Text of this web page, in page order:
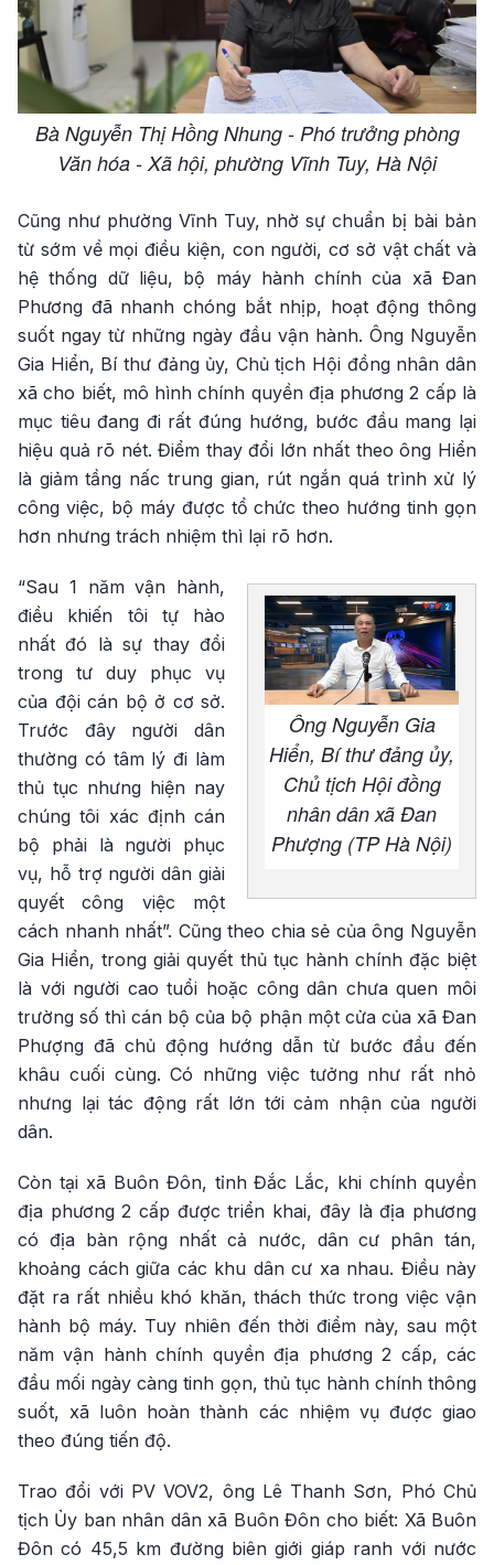
Bà Nguyễn Thị Hồng Nhung - Phó trưởng phòng
Văn hóa - Xã hội, phường Vĩnh Tuy, Hà Nội
Cũng như phường Vĩnh Tuy, nhờ sự chuẩn bị bài bản
từ sớm về mọi điều kiện, con người, cơ sở vật chất và
hệ thống dữ liệu, bộ máy hành chính của xã Đan
Phương đã nhanh chóng bắt nhịp, hoạt động thông
suốt ngay từ những ngày đầu vận hành. Ông Nguyễn
Gia Hiển, Bí thư đảng ủy, Chủ tịch Hội đồng nhân dân
xã cho biết, mô hình chính quyền địa phương 2 cấp là
mục tiêu đang đi rất đúng hướng, bước đầu mang lại
hiệu quả rõ nét. Điểm thay đổi lớn nhất theo ông Hiển
là giảm tầng nấc trung gian, rút ngắn quá trình xử lý
công việc, bộ máy được tổ chức theo hướng tinh gọn
hơn nhưng trách nhiệm thì lại rõ hơn.
Ông Nguyễn Gia
Hiển, Bí thư đảng ủy,
Chủ tịch Hội đồng
nhân dân xã Đan
Phượng (TP Hà Nội)
“Sau 1 năm vận hành,
điều khiến tôi tự hào
nhất đó là sự thay đổi
trong tư duy phục vụ
của đội cán bộ ở cơ sở.
Trước đây người dân
thường có tâm lý đi làm
thủ tục nhưng hiện nay
chúng tôi xác định cán
bộ phải là người phục
vụ, hỗ trợ người dân giải
quyết công việc một
cách nhanh nhất”. Cũng theo chia sẻ của ông Nguyễn
Gia Hiển, trong giải quyết thủ tục hành chính đặc biệt
là với người cao tuổi hoặc công dân chưa quen môi
trường số thì cán bộ của bộ phận một cửa của xã Đan
Phượng đã chủ động hướng dẫn từ bước đầu đến
khâu cuối cùng. Có những việc tưởng như rất nhỏ
nhưng lại tác động rất lớn tới cảm nhận của người
dân.
Còn tại xã Buôn Đôn, tỉnh Đắc Lắc, khi chính quyền
địa phương 2 cấp được triển khai, đây là địa phương
có địa bàn rộng nhất cả nước, dân cư phân tán,
khoảng cách giữa các khu dân cư xa nhau. Điều này
đặt ra rất nhiều khó khăn, thách thức trong việc vận
hành bộ máy. Tuy nhiên đến thời điểm này, sau một
năm vận hành chính quyền địa phương 2 cấp, các
đầu mối ngày càng tinh gọn, thủ tục hành chính thông
suốt, xã luôn hoàn thành các nhiệm vụ được giao
theo đúng tiến độ.
Trao đổi với PV VOV2, ông Lê Thanh Sơn, Phó Chủ
tịch Ủy ban nhân dân xã Buôn Đôn cho biết: Xã Buôn
Đôn có 45,5 km đường biên giới giáp ranh với nước